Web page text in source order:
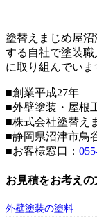
塗替えまじめ屋沼
する自社で塗装
に取り組んでいま
■創業平成27年
■外壁塗装・屋根
■株式会社塗替え
■静岡県沼津市鳥
■お客様窓口：
お見積をお考え
外壁塗装の塗料